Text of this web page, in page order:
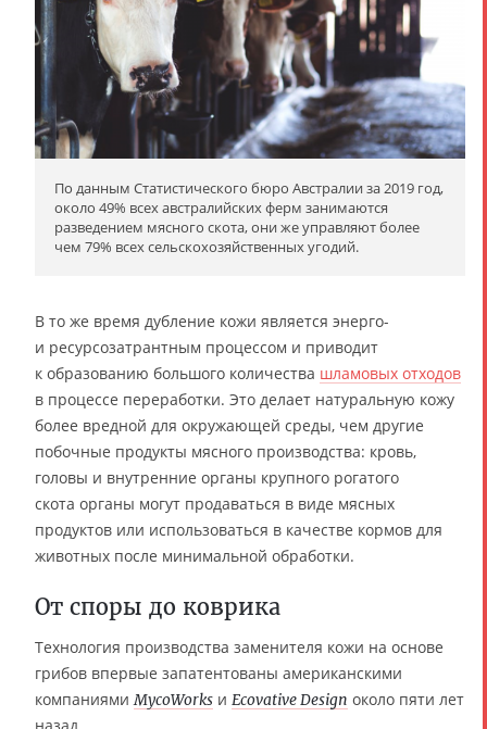
По данным Статистического бюро Австралии за 2019 год,
около 49% всех австралийских ферм занимаются
разведением мясного скота, они же управляют более
чем 79% всех сельскохозяйственных угодий.
В то же время дубление кожи является энерго-
и ресурсозатрантным процессом и приводит
к образованию большого количества шламовых отходов
в процессе переработки. Это делает натуральную кожу
более вредной для окружающей среды, чем другие
побочные продукты мясного производства: кровь,
головы и внутренние органы крупного рогатого
скота органы могут продаваться в виде мясных
продуктов или использоваться в качестве кормов для
животных после минимальной обработки.
От споры до коврика
Технология производства заменителя кожи на основе
грибов впервые запатентованы американскими
компаниямиMycoWorks и Ecovative Design около пяти лет